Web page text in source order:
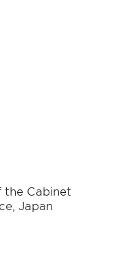
the Cabinet
Japan